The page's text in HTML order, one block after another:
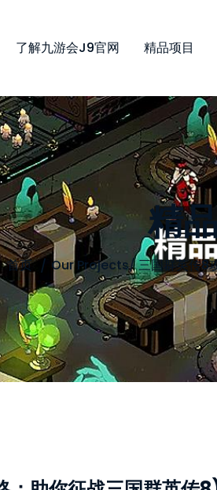
了解九游会j9官网 精品项目
精
首页 Our Projects/三国群英传8